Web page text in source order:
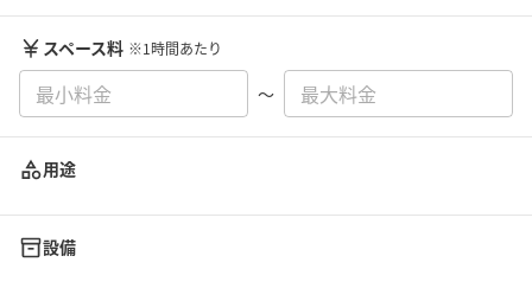
スペース料 ※1時間あたり
〜
用途
設備